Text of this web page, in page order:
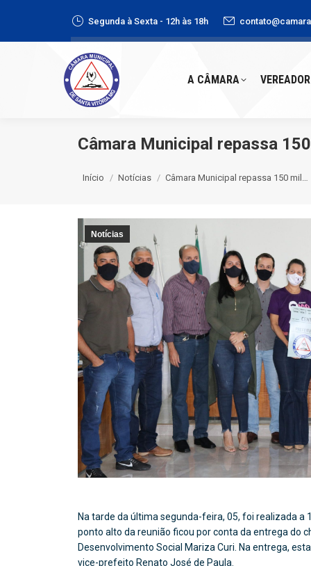
Segunda à Sexta - 12h às 18h
A CÂMARA
Câmara Municipal repassa
Início Notícias Câmara Municipal repassa 150 mil…
Notícias
Na tarde da última segunda-feira, 05, foi realizada a
ponto alto da reunião ficou por conta da entrega do
Desenvolvimento Social Mariza Curi. Na entrega,
vice-prefeito Renato José de Paula.
A CÂMARA